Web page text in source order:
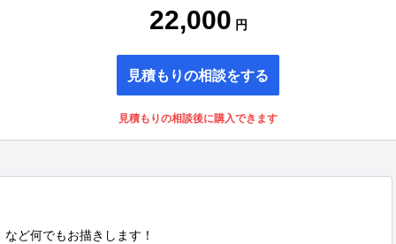
22,000 円
見積もりの相談をする
見積もりの相談後に購入できます
ど何でもお描きします！